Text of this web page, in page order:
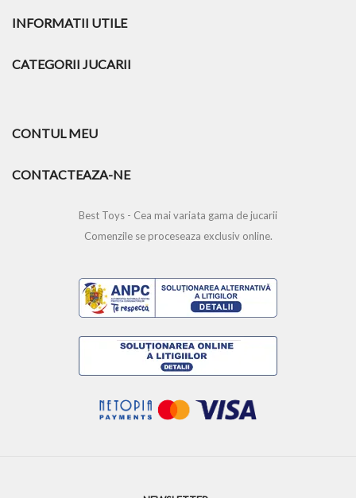
INFORMATII UTILE
CATEGORII JUCARII
CONTUL MEU
CONTACTEAZA-NE
Best Toys - Cea mai variata gama de jucarii
Comenzile se proceseaza exclusiv online.